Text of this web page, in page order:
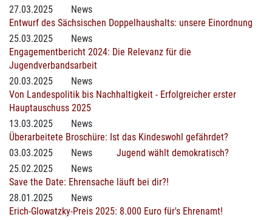
27.03.2025
News
Entwurf des Sächsischen Doppelhaushalts: unsere Einordnung
25.03.2025
News
Engagementbericht 2024: Die Relevanz für die
Jugendverbandsarbeit
20.03.2025
News
Von Landespolitik bis Nachhaltigkeit - Erfolgreicher erster
Hauptauschuss 2025
13.03.2025
News
Überarbeitete Broschüre: Ist das Kindeswohl gefährdet?
03.03.2025
News
Jugend wählt demokratisch?
25.02.2025
News
Save the Date: Ehrensache läuft bei dir?!
28.01.2025
News
Erich-Glowatzky-Preis 2025: 8.000 Euro für's Ehrenamt!